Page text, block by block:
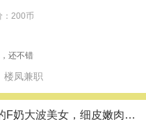
：200币
还不错
楼凤兼职
[置顶]做美容的F奶大波美女，细皮嫩肉，身材高挑苗条，各种姿势都很舒服